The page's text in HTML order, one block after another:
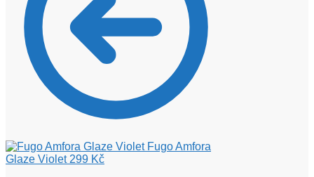
Fugo Amfora
Glaze Violet 299 Kč